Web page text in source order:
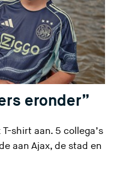
eronder”
shirt aan. 5 collega’s
aan Ajax, de stad en